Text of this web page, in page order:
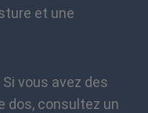
et une
Si vous avez des
dos, consultez un